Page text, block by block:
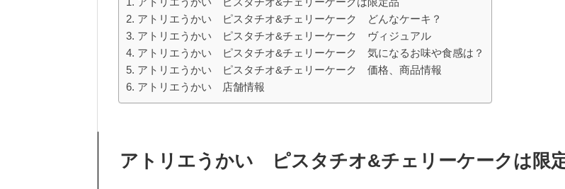
アトリエうかい ピスタチオ&チェリーケーク どんなケーキ？
アトリエうかい ピスタチオ&チェリーケーク ヴィジュアル
アトリエうかい ピスタチオ&チェリーケーク 気になるお味や食感は？
アトリエうかい ピスタチオ&チェリーケーク 価格、商品情報
アトリエうかい 店舗情報
アトリエうかい ピスタチオ&チェリーケークは限